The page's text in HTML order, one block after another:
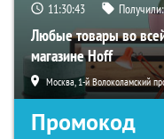
11:30:42
Любые товары во
магазине Hoff
Москва, 1-й Волоколамский
Промокод